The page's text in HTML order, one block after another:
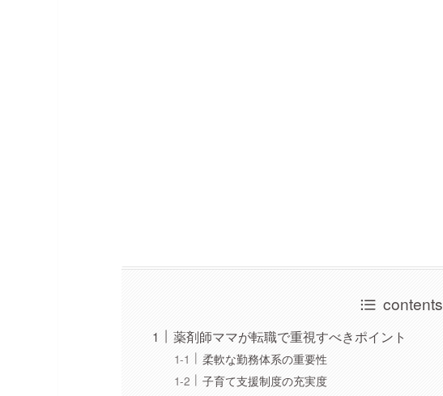
contents
薬剤師ママが転職で重視すべきポイント
柔軟な勤務体系の重要性
子育て支援制度の充実度